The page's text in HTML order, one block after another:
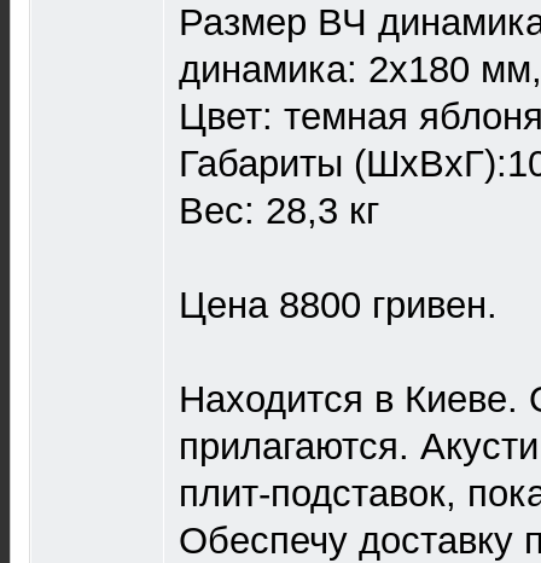
Размер ВЧ
динамика: 2x180 мм,
Цвет: темная
Габариты
Вес: 28,3 кг
Цена 8800 гривен.
Находится в
прилагаются.
плит-подставок,
Обеспечу доставку